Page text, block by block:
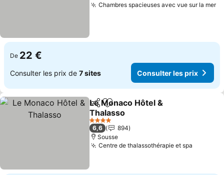
Chambres spacieuses avec vue sur la mer
De 22 €
Consulter les prix de 7 sites Consulter les prix
PartagerAjouter à mes favoris
Le Monaco Hôtel &
Thalasso
Consulter les prix
4 Étoiles
6,6
894
Sousse
Centre de thalassothérapie et spa